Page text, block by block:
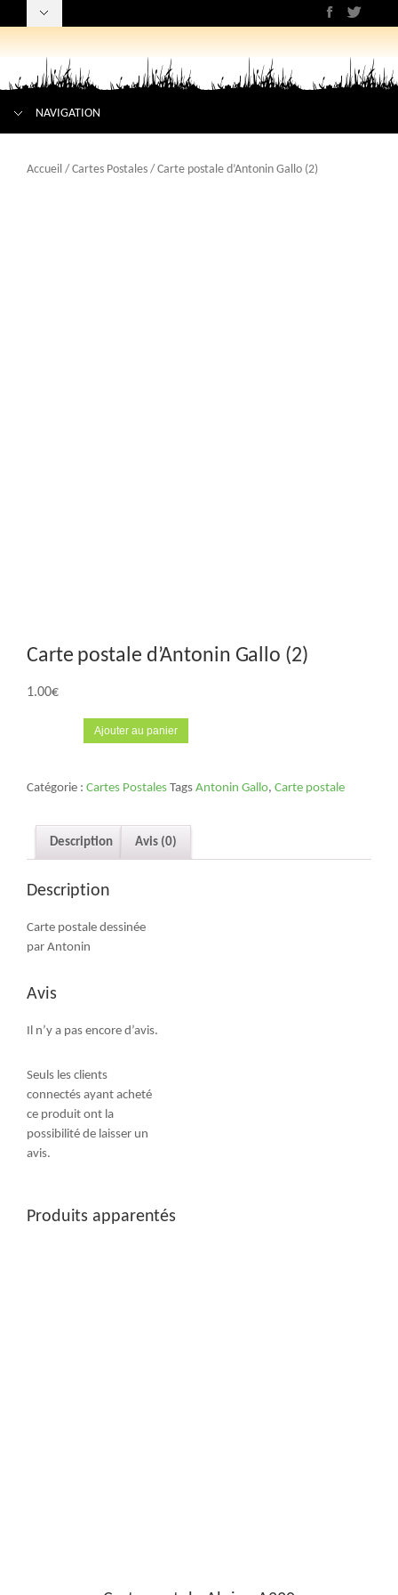
NAVIGATION
Accueil / Cartes Postales / Carte postale d’Antonin Gallo (2)
Carte postale d’Antonin Gallo (2)
1.00€
Ajouter au panier
Catégorie : Cartes Postales Tags Antonin Gallo, Carte postale
Description Avis (0)
Description
Carte postale dessinée
par Antonin
Avis
Il n’y a pas encore d’avis.
Seuls les clients
connectés ayant acheté
ce produit ont la
possibilité de laisser un
avis.
Produits apparentés